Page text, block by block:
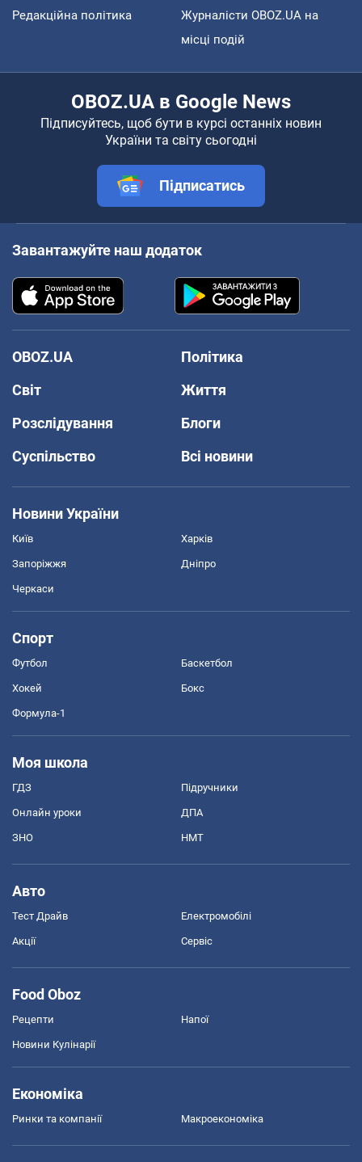
Редакційна політика
Журналісти OBOZ.UA на
місці подій
OBOZ.UA в Google News
Підписуйтесь, щоб бути в курсі останніх новин
України та світу сьогодні
Підписатись
Завантажуйте наш додаток
OBOZ.UA
Політика
Світ
Життя
Розслідування
Блоги
Суспільство
Всі новини
Новини України
Київ Харків
Запоріжжя Дніпро
Черкаси
Спорт
Футбол Баскетбол
Хокей Бокс
Формула-1
Моя школа
ГДЗ Підручники
Онлайн уроки ДПА
ЗНО НМТ
Авто
Тест Драйв Електромобілі
Акції Сервіс
Food Oboz
Рецепти Напої
Новини Кулінарії
Економіка
Ринки та компанії Макроекономіка